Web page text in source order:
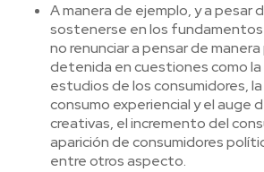
A manera de ejemplo, y a pesar
sostenerse en los fundamentos
no renunciar a pensar de
detenida en cuestiones como la
estudios de los consumidores,
consumo experiencial y el auge
creativas, el incremento del
aparición de consumidores
entre otros aspecto.